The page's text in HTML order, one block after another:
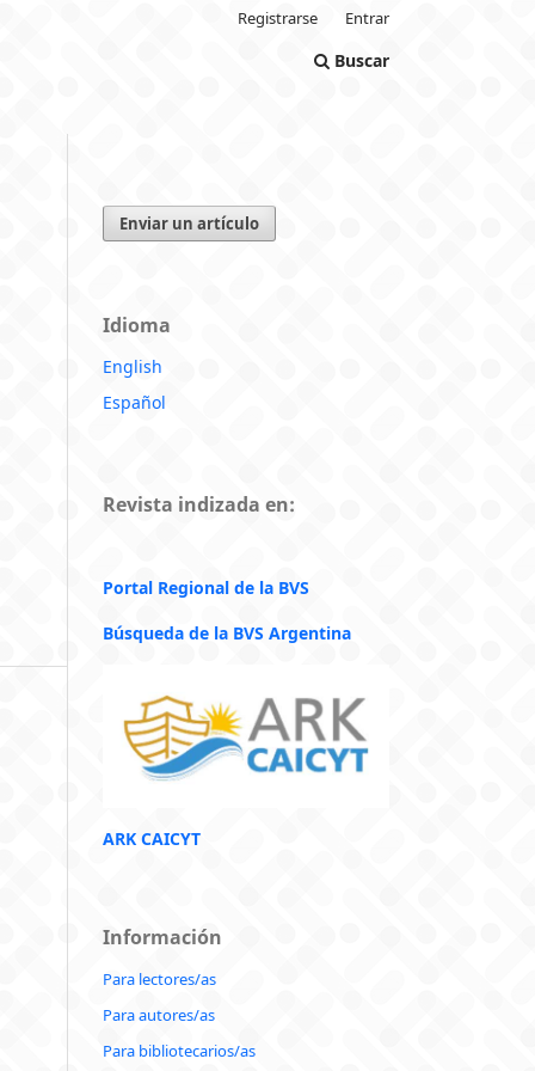
Buscar
Registrarse Entrar
Enviar un artículo
Idioma
English
Español
Revista indizada en:
Portal Regional de la BVS
Búsqueda de la BVS Argentina
ARK CAICYT
Información
Para lectores/as
Para autores/as
Para bibliotecarios/as